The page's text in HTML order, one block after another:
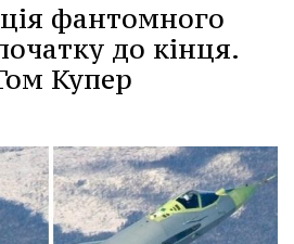
фантомного
до кінця.
Купер